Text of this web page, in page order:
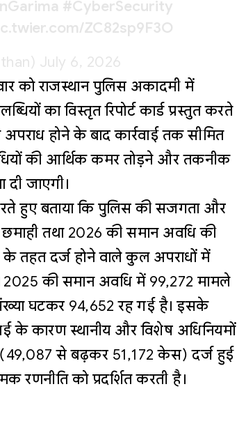
#CyberSecurity
ZC82sp9F3O
July 6, 2026
को राजस्थान पुलिस अकादमी में
का विस्तृत रिपोर्ट कार्ड प्रस्तुत करते
होने के बाद कार्रवाई तक सीमित
की आर्थिक कमर तोड़ने और तकनीक
दी जाएगी।
करते हुए बताया कि पुलिस की सजगता और
तथा 2026 की समान अवधि की
के तहत दर्ज होने वाले कुल अपराधों में
2025 की समान अवधि में 99,272 मामले
घटकर 94,652 रह गई है। इसके
के कारण स्थानीय और विशेष अधिनियमों
(49,087 से बढ़कर 51,172 केस) दर्ज हुई
रणनीति को प्रदर्शित करती है।